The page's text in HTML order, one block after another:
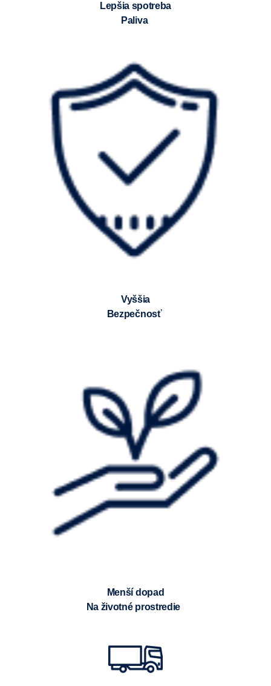
Lepšia spotreba
paliva
Vyššia
bezpečnosť
Menší dopad
na životné prostredie